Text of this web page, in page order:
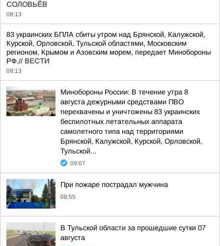
СОЛОВЬЁВ
09:13
83 украинских БПЛА сбиты утром над Брянской, Калужской,
Курской, Орловской, Тульской областями, Московским
регионом, Крымом и Азовским морем, передает Минобороны
РФ.// ВЕСТИ
09:13
Минобороны России: В течение утра 8
августа дежурными средствами ПВО
перехвачены и уничтожены 83 украинских
беспилотных летательных аппарата
самолетного типа над территориями
Брянской, Калужской, Курской, Орловской,
Тульской...
09:07
При пожаре пострадал мужчина
08:55
В Тульской области за прошедшие сутки 07
августа